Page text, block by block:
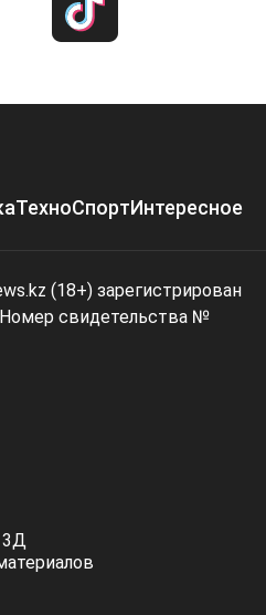
ТехноСпортИнтересное
(18+) зарегистрирован
Номер свидетельства №
3Д